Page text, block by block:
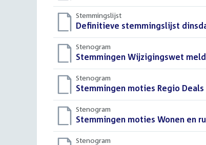
bestand:
Stemmingslijst
Download
bestand:
Definitieve stemmingslijst
Stenogram
Download
bestand:
Stemmingen Wijzigingswet
Stenogram
Download
bestand:
Stemmingen moties Regio Deals
Stenogram
Download
bestand:
Stemmingen moties Wonen en
Stenogram